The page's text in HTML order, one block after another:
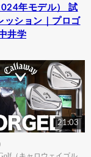
年モデル） 試
ッション｜プロゴ
井学
21:03
（キャロウェイゴル